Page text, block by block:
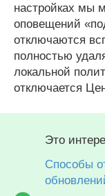
настройках мы
оповещений
отключаются
полностью
локальной
отключается
Это
Способы